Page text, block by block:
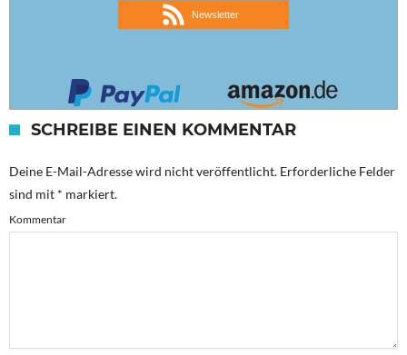
Newsletter
SCHREIBE EINEN KOMMENTAR
Deine E-Mail-Adresse wird nicht veröffentlicht. Erforderliche Felder
sind mit * markiert.
Kommentar